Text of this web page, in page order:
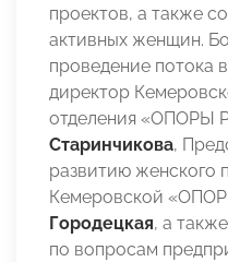
проектов, а также
активных женщин.
проведение потока
директор
отделения «ОПОРЫ
Старинчикова,
развитию женского
Кемеровской
Городецкая, а
по вопросам